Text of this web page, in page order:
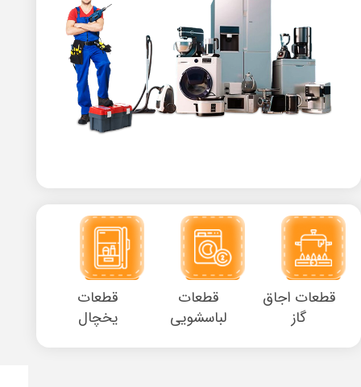
قطعات اجاق
گاز
قطعات
لباسشویی
قطعات
یخچال